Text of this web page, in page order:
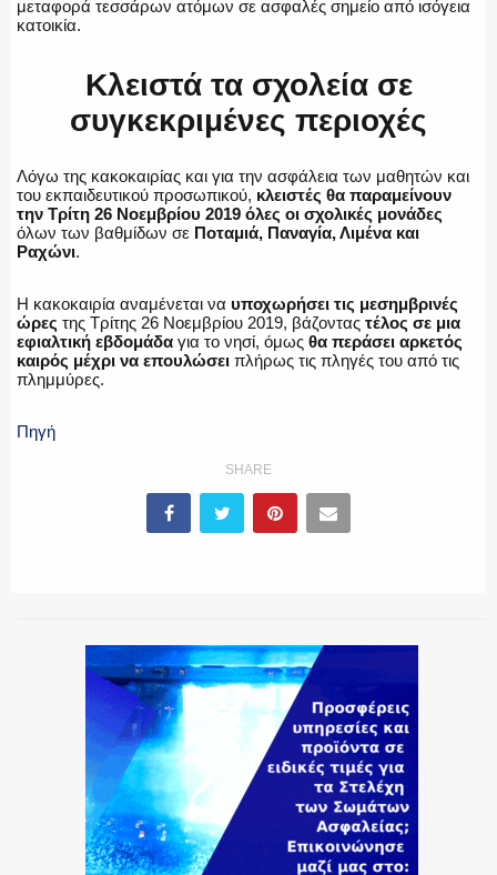
ΟΠΛΑ/ΕΞΟΠΛΙΣΜΟΣ
μεταφορά τεσσάρων ατόμων σε ασφαλές σημείο από ισόγεια
κατοικία.
Κλειστά τα σχολεία σε
συγκεκριμένες περιοχές
Λόγω της κακοκαιρίας και για την ασφάλεια των μαθητών και
του εκπαιδευτικού προσωπικού, κλειστές θα παραμείνουν
την Τρίτη 26 Νοεμβρίου 2019 όλες οι σχολικές μονάδες
όλων των βαθμίδων σε Ποταμιά, Παναγία, Λιμένα και
Ραχώνι.
Η κακοκαιρία αναμένεται να υποχωρήσει τις μεσημβρινές
ώρες της Τρίτης 26 Νοεμβρίου 2019, βάζοντας τέλος σε μια
εφιαλτική εβδομάδα για το νησί, όμως θα περάσει αρκετός
καιρός μέχρι να επουλώσει πλήρως τις πληγές του από τις
πλημμύρες.
Πηγή
SHARE